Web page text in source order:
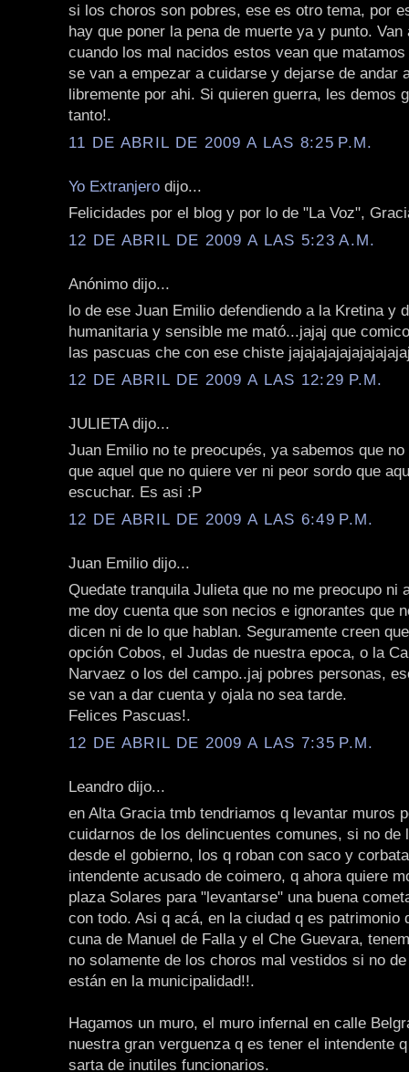
si los choros son pobres, ese es otro tema, por
hay que poner la pena de muerte ya y punto. Van
cuando los mal nacidos estos vean que
se van a empezar a cuidarse y dejarse de andar
libremente por ahi. Si quieren guerra, les demos
tanto!.
11 DE ABRIL DE 2009 A LAS 8:25 P.M.
Yo Extranjero dijo...
Felicidades por el blog y por lo de "La Voz",
12 DE ABRIL DE 2009 A LAS 5:23 A.M.
Anónimo dijo...
lo de ese Juan Emilio defendiendo a la Kretina y
humanitaria y sensible me mató...jajaj que
las pascuas che con ese chiste
12 DE ABRIL DE 2009 A LAS 12:29 P.M.
JULIETA dijo...
Juan Emilio no te preocupés, ya sabemos que
que aquel que no quiere ver ni peor sordo que
escuchar. Es asi :P
12 DE ABRIL DE 2009 A LAS 6:49 P.M.
Juan Emilio dijo...
Quedate tranquila Julieta que no me preocupo ni
me doy cuenta que son necios e ignorantes que
dicen ni de lo que hablan. Seguramente creen
opción Cobos, el Judas de nuestra epoca, o la
Narvaez o los del campo..jaj pobres personas,
se van a dar cuenta y ojala no sea tarde.
Felices Pascuas!.
12 DE ABRIL DE 2009 A LAS 7:35 P.M.
Leandro dijo...
en Alta Gracia tmb tendriamos q levantar muros
cuidarnos de los delincuentes comunes, si no de
desde el gobierno, los q roban con saco y
intendente acusado de coimero, q ahora quiere
plaza Solares para "levantarse" una buena
con todo. Asi q acá, en la ciudad q es patrimonio
cuna de Manuel de Falla y el Che Guevara,
no solamente de los choros mal vestidos si no
están en la municipalidad!!.
Hagamos un muro, el muro infernal en calle
nuestra gran verguenza q es tener el intendente
sarta de inutiles funcionarios.